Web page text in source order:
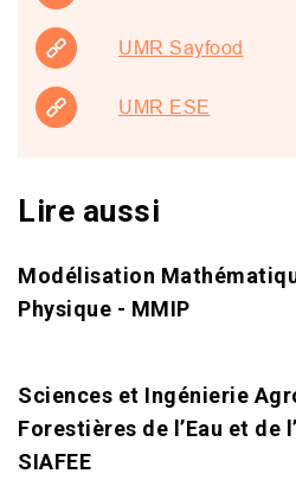
UMR Sayfood
UMR ESE
Lire aussi
Modélisation
Physique - MMIP
Sciences et Ingénierie
Forestières de l’Eau et de
SIAFEE